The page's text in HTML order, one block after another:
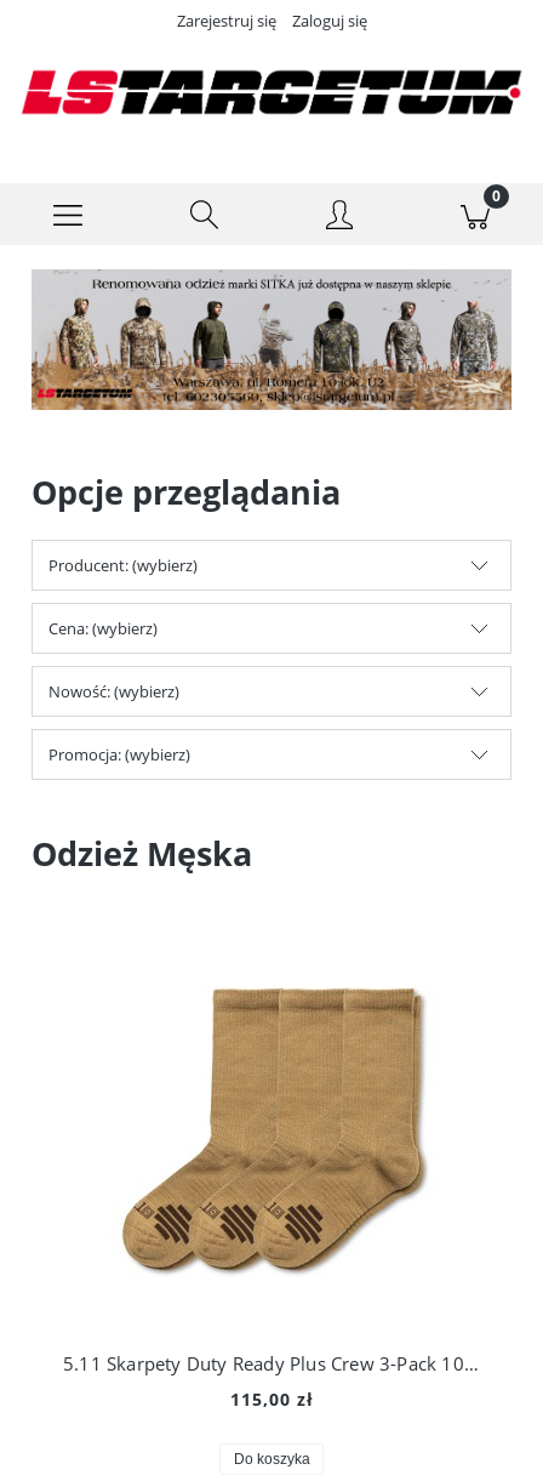
Zarejestruj się Zaloguj się
Opcje przeglądania
Producent: (wybierz)
Cena: (wybierz)
Nowość: (wybierz)
Promocja: (wybierz)
Odzież Męska
5.11 Skarpety Duty Ready Plus Crew 3-Pack 10044
115,00 zł
Do koszyka